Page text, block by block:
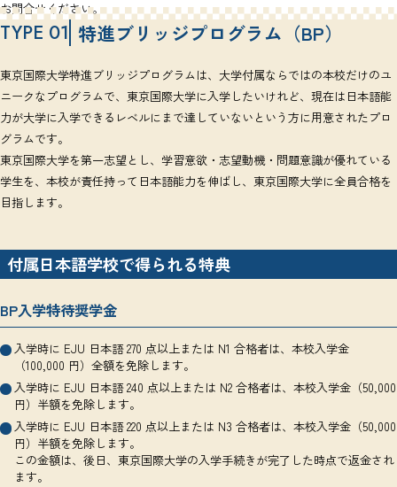
お問合せください。
TYPE 01 特進ブリッジプログラム（BP）
東京国際大学特進ブリッジプログラムは、大学付属ならではの本校だけのユ
ニークなプログラムで、東京国際大学に入学したいけれど、現在は日本語能
力が大学に入学できるレベルにまで達していないという方に用意されたプロ
グラムです。
東京国際大学を第一志望とし、学習意欲・志望動機・問題意識が優れている
学生を、本校が責任持って日本語能力を伸ばし、東京国際大学に全員合格を
目指します。
付属日本語学校で得られる特典
BP入学特待奨学金
入学時に EJU 日本語 270 点以上または N1 合格者は、本校入学金
（100,000 円）全額を免除します。
入学時に EJU 日本語 240 点以上または N2 合格者は、本校入学金（50,000
円）半額を免除します。
入学時に EJU 日本語 220 点以上または N3 合格者は、本校入学金（50,000
円）半額を免除します。
この金額は、後日、東京国際大学の入学手続きが完了した時点で返金され
ます。